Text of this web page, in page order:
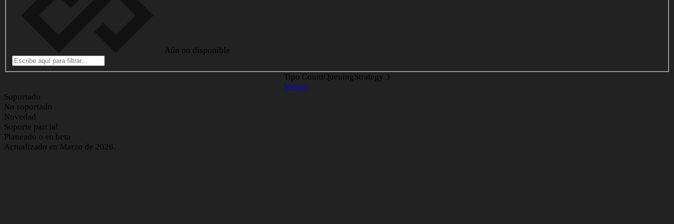
Aún no disponible
Tipo CountQueuingStrategy 3
Volver
Soportado
No soportado
Novedad
Soporte parcial
Planeado o en beta
Actualizado en Marzo de 2026.